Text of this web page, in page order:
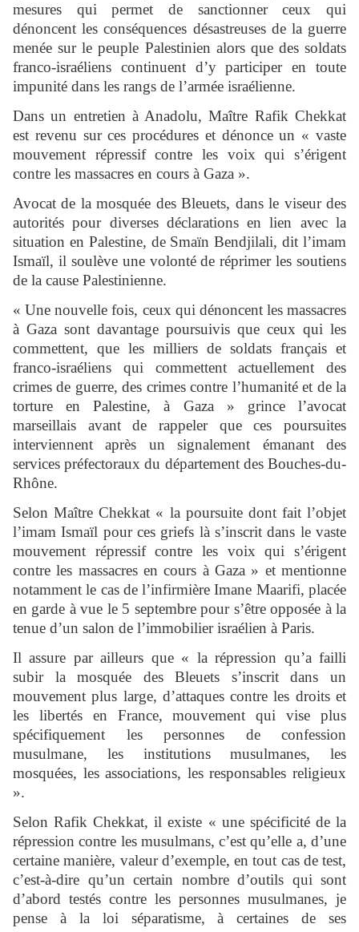
mesures qui permet de sanctionner ceux qui
dénoncent les conséquences désastreuses de la guerre
menée sur le peuple Palestinien alors que des soldats
franco-israéliens continuent d’y participer en toute
impunité dans les rangs de l’armée israélienne.
Dans un entretien à Anadolu, Maître Rafik Chekkat
est revenu sur ces procédures et dénonce un « vaste
mouvement répressif contre les voix qui s’érigent
contre les massacres en cours à Gaza ».
Avocat de la mosquée des Bleuets, dans le viseur des
autorités pour diverses déclarations en lien avec la
situation en Palestine, de Smaïn Bendjilali, dit l’imam
Ismaïl, il soulève une volonté de réprimer les soutiens
de la cause Palestinienne.
« Une nouvelle fois, ceux qui dénoncent les massacres
à Gaza sont davantage poursuivis que ceux qui les
commettent, que les milliers de soldats français et
franco-israéliens qui commettent actuellement des
crimes de guerre, des crimes contre l’humanité et de la
torture en Palestine, à Gaza » grince l’avocat
marseillais avant de rappeler que ces poursuites
interviennent après un signalement émanant des
services préfectoraux du département des Bouches-du-
Rhône.
Selon Maître Chekkat « la poursuite dont fait l’objet
l’imam Ismaïl pour ces griefs là s’inscrit dans le vaste
mouvement répressif contre les voix qui s’érigent
contre les massacres en cours à Gaza » et mentionne
notamment le cas de l’infirmière Imane Maarifi, placée
en garde à vue le 5 septembre pour s’être opposée à la
tenue d’un salon de l’immobilier israélien à Paris.
Il assure par ailleurs que « la répression qu’a failli
subir la mosquée des Bleuets s’inscrit dans un
mouvement plus large, d’attaques contre les droits et
les libertés en France, mouvement qui vise plus
spécifiquement les personnes de confession
musulmane, les institutions musulmanes, les
mosquées, les associations, les responsables religieux
».
Selon Rafik Chekkat, il existe « une spécificité de la
répression contre les musulmans, c’est qu’elle a, d’une
certaine manière, valeur d’exemple, en tout cas de test,
c’est-à-dire qu’un certain nombre d’outils qui sont
d’abord testés contre les personnes musulmanes, je
pense à la loi séparatisme, à certaines de ses